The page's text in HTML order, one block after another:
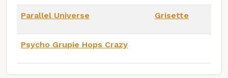
Parallel Universe Grisette
Psycho Grupie Hops Crazy